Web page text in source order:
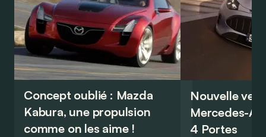
Concept oublié : Mazda
Kabura, une propulsion
comme on les aime !
Nouvelle
Mercedes-
4 Portes